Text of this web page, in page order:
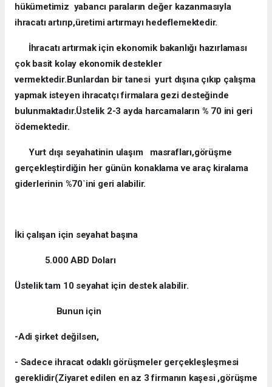
hükümetimiz yabancı paraların değer kazanmasıyla
ihracatı artırıp,üretimi artırmayı hedeflemektedir.
İhracatı artırmak için ekonomik bakanlığı hazırlaması
çok basit kolay ekonomik destekler
vermektedir.Bunlardan bir tanesi yurt dışına çıkıp çalışma
yapmak isteyen ihracatçı firmalara gezi desteğinde
bulunmaktadır.Üstelik 2-3 ayda harcamaların % 70 ini geri
ödemektedir.
Yurt dışı seyahatinin ulaşım masrafları,görüşme
gerçekleştirdiğin her günün konaklama ve araç kiralama
giderlerinin %70`ini geri alabilir.
İki çalışan için seyahat başına
5.000 ABD Doları
Üstelik tam 10 seyahat için destek alabilir.
Bunun için
-Adi şirket değilsen,
- Sadece ihracat odaklı görüşmeler gerçekleşleşmesi
gereklidir(Ziyaret edilen en az 3 firmanın kaşesi ,görüşme